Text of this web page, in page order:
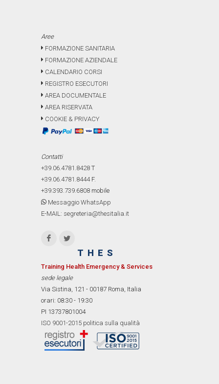
Aree
FORMAZIONE SANITARIA
FORMAZIONE AZIENDALE
CALENDARIO CORSI
REGISTRO ESECUTORI
AREA DOCUMENTALE
AREA RISERVATA
COOKIE & PRIVACY
Contatti
+39.06.4781.8428 T
+39.06.4781.8444F.
+39.393.739.6808 mobile
Messaggio WhatsApp
E-MAIL: segreteria@thesitalia.it
THES
Training Health Emergency & Services
sede legale
Via Sistina, 121 - 00187 Roma, Italia
orari: 08:30 - 19:30
PI 13737801004
ISO 9001-2015 politica sulla qualità